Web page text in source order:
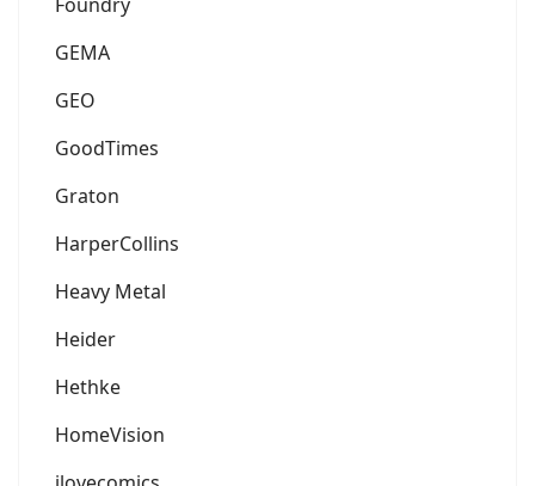
GEMA
GEO
GoodTimes
Graton
HarperCollins
Heavy Metal
Heider
Hethke
HomeVision